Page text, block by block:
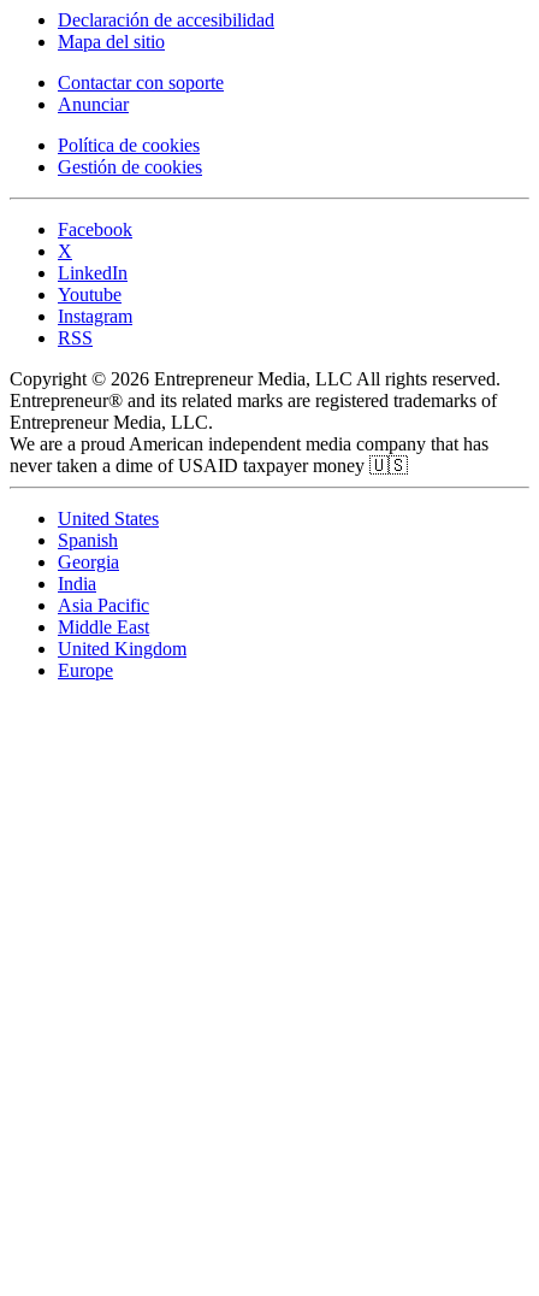
Declaración de accesibilidad
Mapa del sitio
Contactar con soporte
Anunciar
Política de cookies
Gestión de cookies
Facebook
X
LinkedIn
Youtube
Instagram
RSS
Copyright © 2026 Entrepreneur Media, LLC All rights reserved.
Entrepreneur® and its related marks are registered trademarks of
Entrepreneur Media, LLC.
We are a proud American independent media company that has
never taken a dime of USAID taxpayer money 🇺🇸
United States
Spanish
Georgia
India
Asia Pacific
Middle East
United Kingdom
Europe